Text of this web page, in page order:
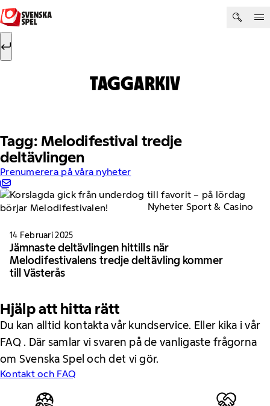
Hoppa till innehåll
Sök efter:
TAGGARKIV
Tagg: Melodifestival tredje
deltävlingen
Prenumerera på våra nyheter
Nyheter Sport & Casino
14 Februari 2025
Jämnaste deltävlingen hittills när
Melodifestivalens tredje deltävling kommer
till Västerås
Hjälp att hitta rätt
Du kan alltid kontakta vår kundservice. Eller kika i vår
FAQ . Där samlar vi svaren på de vanligaste frågorna
om Svenska Spel och det vi gör.
Kontakt och FAQ